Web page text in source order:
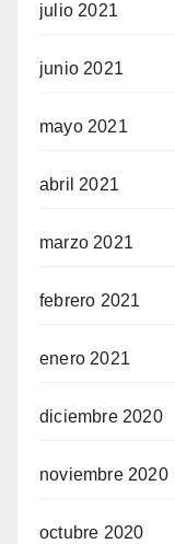
julio 2021
junio 2021
mayo 2021
abril 2021
marzo 2021
febrero 2021
enero 2021
diciembre 2020
noviembre 2020
octubre 2020